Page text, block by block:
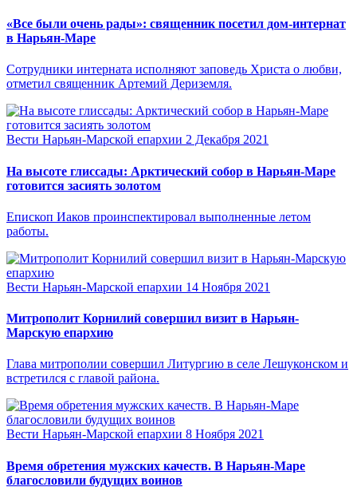
«Все были очень рады»: священник посетил дом-интернат
в Нарьян-Маре
Сотрудники интерната исполняют заповедь Христа о любви,
отметил священник Артемий Дериземля.
Вести Нарьян-Марской епархии 2 Декабря 2021
На высоте глиссады: Арктический собор в Нарьян-Маре
готовится засиять золотом
Епископ Иаков проинспектировал выполненные летом
работы.
Вести Нарьян-Марской епархии 14 Ноября 2021
Митрополит Корнилий совершил визит в Нарьян-
Марскую епархию
Глава митрополии совершил Литургию в селе Лешуконском и
встретился с главой района.
Вести Нарьян-Марской епархии 8 Ноября 2021
Время обретения мужских качеств. В Нарьян-Маре
благословили будущих воинов